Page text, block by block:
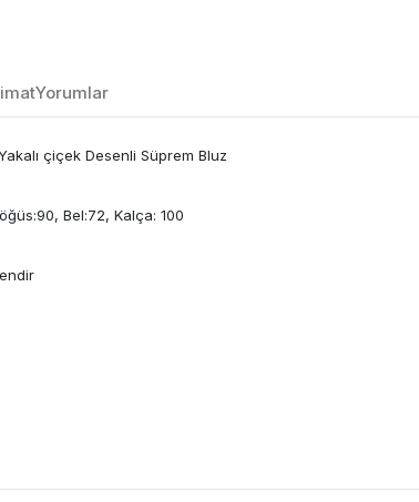
Yorumlar
çiçek Desenli Süprem Bluz
Bel:72, Kalça: 100